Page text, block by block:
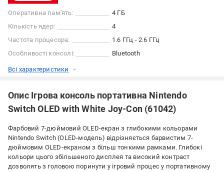
Оперативна пам'ять:
4 ГБ
Кількість ядер:
4
Частота процесора:
1.6 ГГц - 2.6 ГГц
Особливості консолі:
Bluetooth
Всі характеристики
Опис Ігрова консоль портативна Nintendo
Switch OLED with White Joy-Con (61042)
Фарбовий 7-дюймовий OLED-екран з глибокими кольорами
Nintendo Switch (OLED-модель) відрізняється барвистим 7-
дюймовим OLED-екраном з більш тонкими рамками. Глибокі
кольори цього збільшеного дисплея та високий контраст
дозволять з головою поринути у ігровий процес у портативному